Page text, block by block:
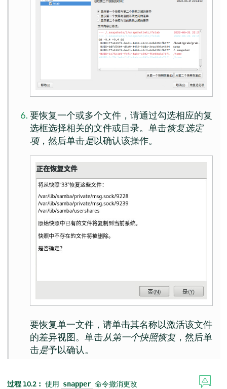
要恢复一个或多个文件，请通过勾选相应的复
选框选择相关的文件或目录。单击恢复选定
项，然后单击是以确认该操作。
要恢复单一文件，请单击其名称以激活该文件
的差异视图。单击从第一个快照恢复，然后单
击是予以确认。
过程 10.2︰ 使用 snapper 命令撤消更改